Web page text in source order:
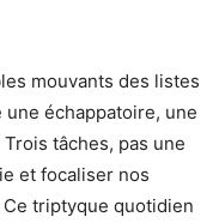
mouvants des listes
échappatoire, une
tâches, pas une
et focaliser nos
triptyque quotidien